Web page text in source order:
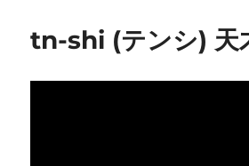
ー
と
tn-shi (テンシ) 天